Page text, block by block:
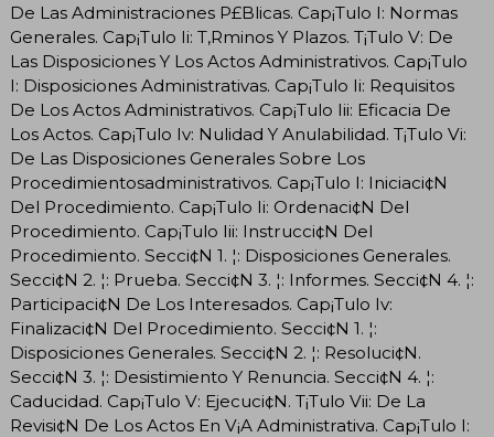
De Las Administraciones P£Blicas. Cap¡Tulo I: Normas
Generales. Cap¡Tulo Ii: T‚Rminos Y Plazos. T¡Tulo V: De
Las Disposiciones Y Los Actos Administrativos. Cap¡Tulo
I: Disposiciones Administrativas. Cap¡Tulo Ii: Requisitos
De Los Actos Administrativos. Cap¡Tulo Iii: Eficacia De
Los Actos. Cap¡Tulo Iv: Nulidad Y Anulabilidad. T¡Tulo Vi:
De Las Disposiciones Generales Sobre Los
Procedimientosadministrativos. Cap¡Tulo I: Iniciaci¢N
Del Procedimiento. Cap¡Tulo Ii: Ordenaci¢N Del
Procedimiento. Cap¡Tulo Iii: Instrucci¢N Del
Procedimiento. Secci¢N 1. ¦: Disposiciones Generales.
Secci¢N 2. ¦: Prueba. Secci¢N 3. ¦: Informes. Secci¢N 4. ¦:
Participaci¢N De Los Interesados. Cap¡Tulo Iv:
Finalizaci¢N Del Procedimiento. Secci¢N 1. ¦:
Disposiciones Generales. Secci¢N 2. ¦: Resoluci¢N.
Secci¢N 3. ¦: Desistimiento Y Renuncia. Secci¢N 4. ¦:
Caducidad. Cap¡Tulo V: Ejecuci¢N. T¡Tulo Vii: De La
Revisi¢N De Los Actos En V¡A Administrativa. Cap¡Tulo I: